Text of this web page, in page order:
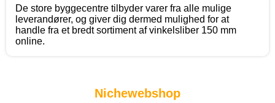
De store byggecentre tilbyder varer fra alle mulige
leverandører, og giver dig dermed mulighed for at
handle fra et bredt sortiment af vinkelsliber 150 mm
online.
Nichewebshop